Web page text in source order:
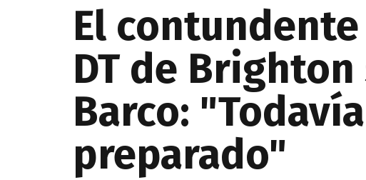
El
DT de
Barco:
preparado"